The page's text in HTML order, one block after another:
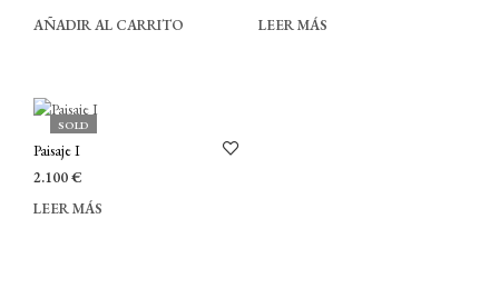
AÑADIR AL CARRITO
LEER MÁS
SOLD
Paisaje I
2.100€
LEER MÁS